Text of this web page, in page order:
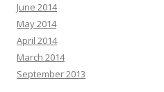
June 2014
May 2014
April 2014
March 2014
September 2013